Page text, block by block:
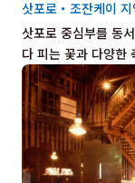
삿포로 중심부를 동
다 피는 꽃과 다양
삿포로・조잔케이 지